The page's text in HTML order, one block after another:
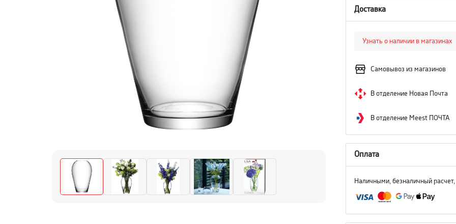
Доставка
Узнать о наличии в магазинах
Самовывоз из магазинов
В отделение Новая Почта
В отделение Meest ПОЧТА
Оплата
Наличными, безналичный